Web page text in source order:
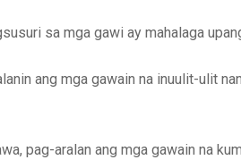
sa mga gawi ay mahalaga
ang mga gawain na inuulit-ulit
pag-aralan ang mga gawain na